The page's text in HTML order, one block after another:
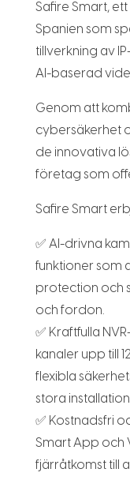
Safire Smart,
Spanien som
tillverkning av
AI-baserad
Genom att
cybersäkerhet
de innovativa
företag som
Safire Smart
✅ AI-drivna
funktioner som
protection och
och fordon.
✅ Kraftfulla
kanaler upp till
flexibla
stora
✅ Kostnadsfri
Smart App och
fjärråtkomst till